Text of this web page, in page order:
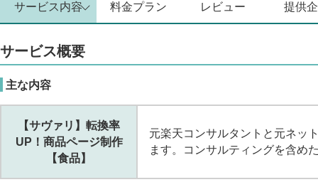
サービス内容 料金プラン レビュー 提供
サービス概要
主な内容
【サヴァリ】転換率
UP！商品ページ制作
【食品】
元楽天コンサルタントと元ネッ
ます。コンサルティングを含め